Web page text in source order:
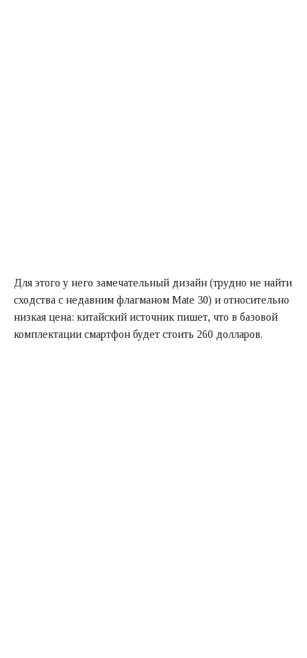
Для этого у него замечательный дизайн (трудно не найти
сходства с недавним флагманом Mate 30) и относительно
низкая цена: китайский источник пишет, что в базовой
комплектации смартфон будет стоить 260 долларов.